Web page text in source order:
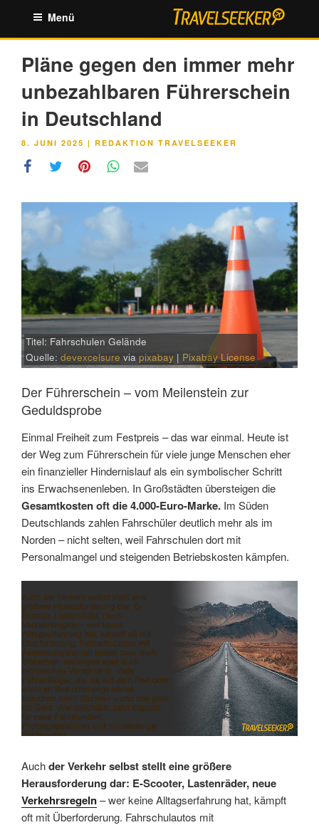
springen
Menü
Pläne gegen den immer mehr
unbezahlbaren Führerschein
in Deutschland
VERÖFFENTLICHT
8. JUNI 2025 | REDAKTION TRAVELSEEKER
Titel: Fahrschulen Gelände
Quelle:devexcelsure viapixabay | Pixabay License
Der Führerschein – vom Meilenstein zur
Geduldsprobe
Einmal Freiheit zum Festpreis – das war einmal. Heute ist
der Weg zum Führerschein für viele junge Menschen eher
ein finanzieller Hindernislauf als ein symbolischer Schritt
ins Erwachsenenleben. In Großstädten übersteigen die
Gesamtkosten oft die 4.000-Euro-Marke. Im Süden
Deutschlands zahlen Fahrschüler deutlich mehr als im
Norden – nicht selten, weil Fahrschulen dort mit
Personalmangel und steigenden Betriebskosten kämpfen.
Link Embed
Auchder Verkehr selbst stellt eine größere
Herausforderung dar: E-Scooter, Lastenräder, neue
Verkehrsregeln– wer keine Alltagserfahrung hat, kämpft
oft mit Überforderung. Fahrschulautos mit